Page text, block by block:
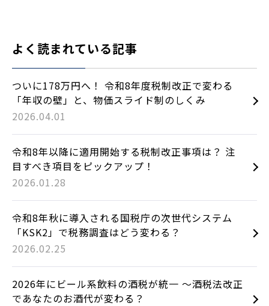
よく読まれている記事
ついに178万円へ！ 令和8年度税制改正で変わる
「年収の壁」と、物価スライド制のしくみ
2026.04.01
令和8年以降に適用開始する税制改正事項は？ 注
目すべき項目をピックアップ！
2026.01.28
令和8年秋に導入される国税庁の次世代システム
「KSK2」で税務調査はどう変わる？
2026.02.25
2026年にビール系飲料の酒税が統一 ～酒税法改正
であなたのお酒代が変わる？